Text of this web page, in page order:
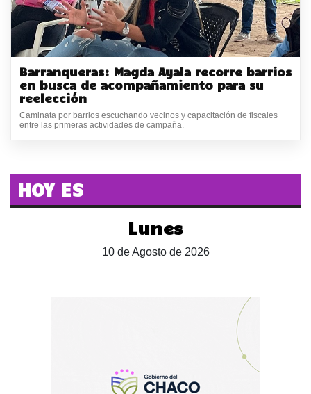
Barranqueras: Magda Ayala recorre barrios
en busca de acompañamiento para su
reelección
Caminata por barrios escuchando vecinos y capacitación de fiscales
entre las primeras actividades de campaña.
HOY ES
Lunes
10 de Agosto de 2026